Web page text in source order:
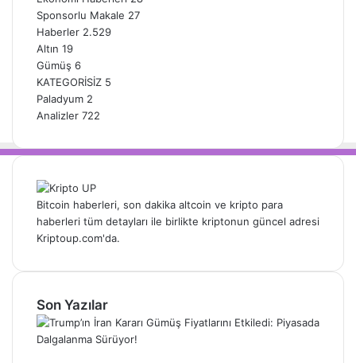
Sponsorlu Makale 27
Haberler 2.529
Altın 19
Gümüş 6
KATEGORİSİZ 5
Paladyum 2
Analizler 722
Bitcoin haberleri, son dakika altcoin ve kripto para
haberleri tüm detayları ile birlikte kriptonun güncel adresi
Kriptoup.com'da.
Son Yazılar